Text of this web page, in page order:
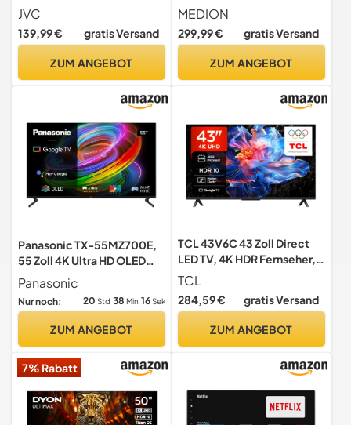
HD-Ready Auflösung Smart
TV
JVC
139,99 € gratis Versand
ZUM ANGEBOT
(Smart-TV, 4K Ultra HD,
HDR, VIDAA Store, Netflix,
Prime Video, Disney+,
PVR, Bluetooth)
MEDION
299,99 € gratis Versand
ZUM ANGEBOT
Panasonic TX-55MZ700E,
55 Zoll 4K Ultra HD OLED
Smart 2023 TV, High
Dynamic Range (HDR),
Dolby Atmos & Dolby
Vision, Android, Google
Assistant, Chromecast, 2
Fernbedienung, Schwarz
Panasonic
Nur noch: 20 Std 38 Min 15Sek
ZUM ANGEBOT
TCL 43V6C 43 Zoll Direct
LED TV, 4K HDR Fernseher,
Smart TV mithilfe von
Google TV (Dolby Audio,
Motion Clarity, Kompatibel
Alexa)
TCL
284,59 € gratis Versand
ZUM ANGEBOT
7% Rabatt